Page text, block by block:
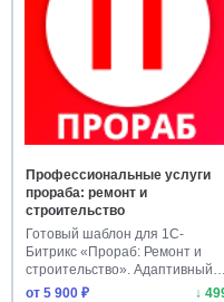
Профессиональные услуги
прораба: ремонт и
строительство
Готовый шаблон для 1С-
Битрикс «Прораб: Ремонт и
строительство». Адаптивный
дизай…
от 5 900 ₽ ↓